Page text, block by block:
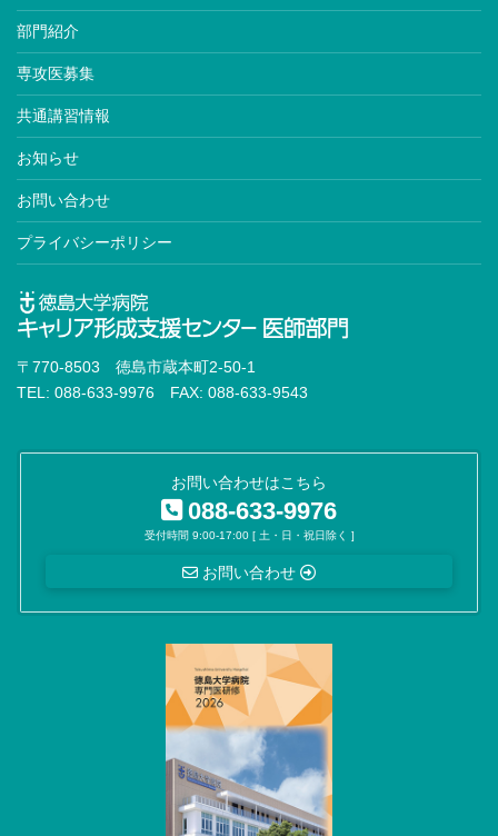
部門紹介
専攻医募集
共通講習情報
お知らせ
お問い合わせ
プライバシーポリシー
〒770-8503 徳島市蔵本町2-50-1
TEL: 088-633-9976 FAX: 088-633-9543
お問い合わせはこちら
088-633-9976
受付時間 9:00-17:00 [ 土・日・祝日除く ]
お問い合わせ